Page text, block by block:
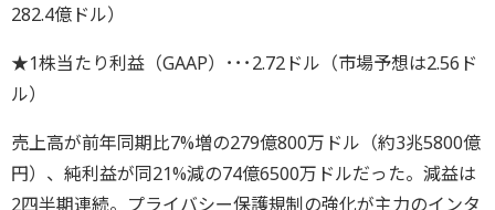
282.4億ドル）
★1株当たり利益（GAAP）･･･2.72ドル（市場予想は2.56ド
ル）
売上高が前年同期比7%増の279億800万ドル（約3兆5800億
円）、純利益が同21%減の74億6500万ドルだった。減益は
2四半期連続。プライバシー保護規制の強化が主力のインタ